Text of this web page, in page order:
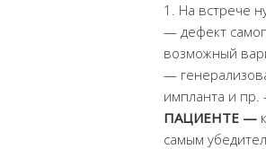
1. На встрече
— дефект
возможный
—
импланта и
ПАЦИЕНТЕ —
самым